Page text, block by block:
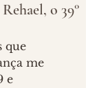
o 39°
que
me
e